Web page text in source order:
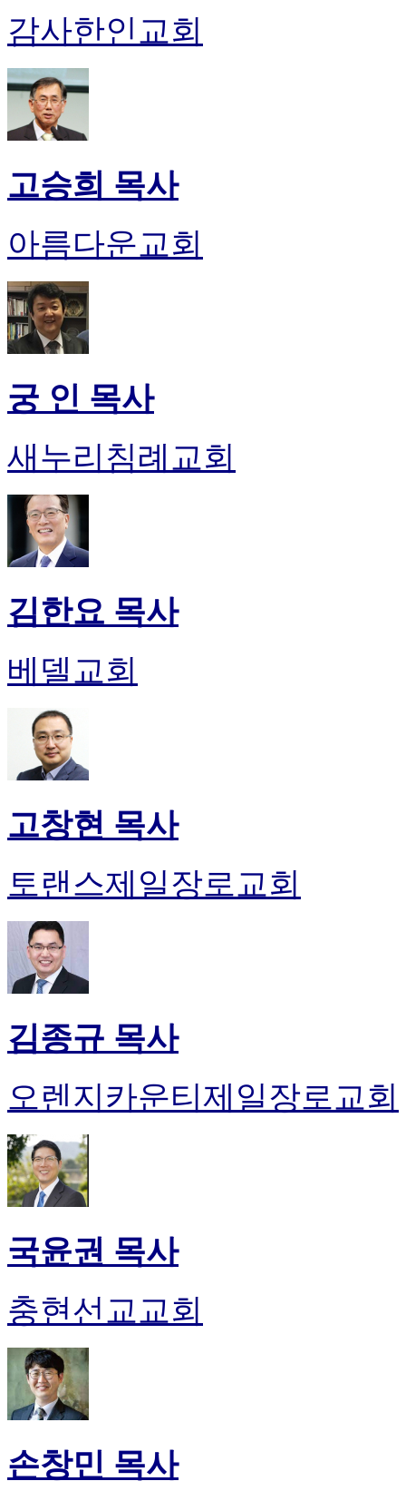
감사한인교회
고승희 목사
아름다운교회
궁 인 목사
새누리침례교회
김한요 목사
베델교회
고창현 목사
토랜스제일장로교회
김종규 목사
오렌지카운티제일장로교회
국윤권 목사
충현선교교회
손창민 목사